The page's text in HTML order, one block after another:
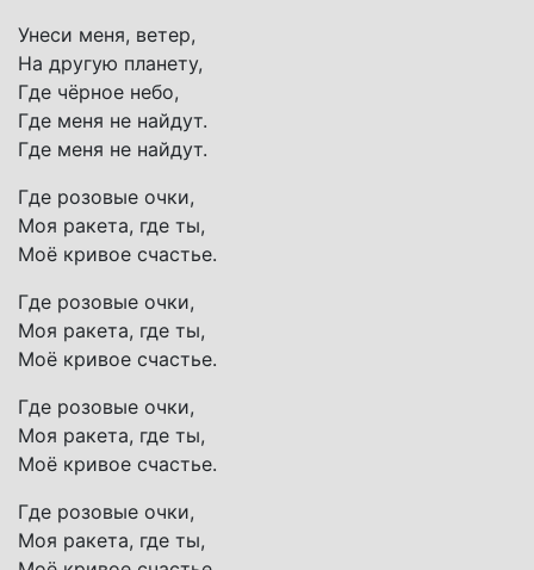
Унеси меня, ветер,
На другую планету,
Где чёрное небо,
Где меня не найдут.
Где меня не найдут.
Где розовые очки,
Моя ракета, где ты,
Моё кривое счастье.
Где розовые очки,
Моя ракета, где ты,
Моё кривое счастье.
Где розовые очки,
Моя ракета, где ты,
Моё кривое счастье.
Где розовые очки,
Моя ракета, где ты,